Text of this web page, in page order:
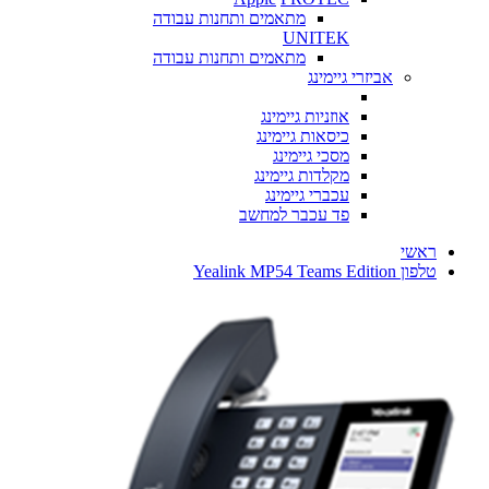
מתאמים ותחנות עבודה
UNITEK
מתאמים ותחנות עבודה
אביזרי גיימינג
אוזניות גיימינג
כיסאות גיימינג
מסכי גיימינג
מקלדות גיימינג
עכברי גיימינג
פד עכבר למחשב
ראשי
טלפון Yealink MP54 Teams Edition